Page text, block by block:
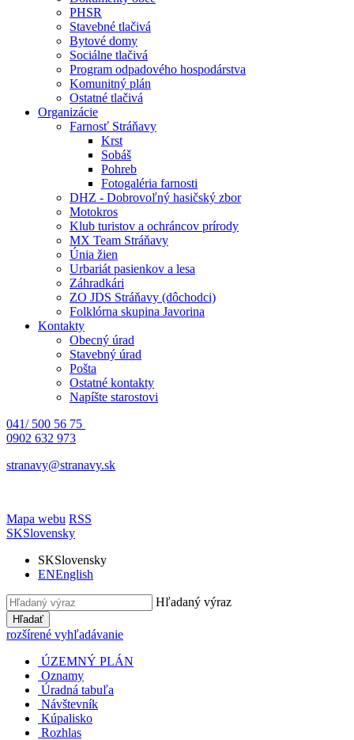
PHSR
Stavebné tlačivá
Bytové domy
Sociálne tlačivá
Program odpadového hospodárstva
Komunitný plán
Ostatné tlačivá
Organizácie
Farnosť Stráňavy
Krst
Sobáš
Pohreb
Fotogaléria farnosti
DHZ - Dobrovoľný hasičský zbor
Motokros
Klub turistov a ochráncov prírody
MX Team Stráňavy
Únia žien
Urbariát pasienkov a lesa
Záhradkári
ZO JDS Stráňavy (dôchodci)
Folklórna skupina Javorina
Kontakty
Obecný úrad
Stavebný úrad
Pošta
Ostatné kontakty
Napíšte starostovi
041/ 500 56 75
0902 632 973
stranavy@stranavy.sk
Mapa webu RSS
SKSlovensky
SKSlovensky
ENEnglish
Hľadaný výraz
Hľadať
rozšírené vyhľadávanie
ÚZEMNÝ PLÁN
Oznamy
Úradná tabuľa
Návštevník
Kúpalisko
Rozhlas